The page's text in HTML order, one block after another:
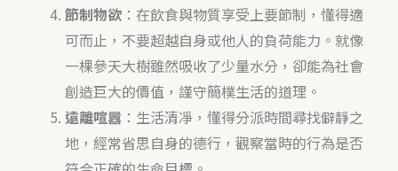
節制物欲：在飲食與物質享受上要節制，懂得適
可而止，不要超越自身或他人的負荷能力。就像
一棵參天大樹雖然吸收了少量水分，卻能為社會
創造巨大的價值，謹守簡樸生活的道理。
遠離喧囂：生活清凈，懂得分派時間尋找僻靜之
地，經常省思自身的德行，觀察當時的行為是否